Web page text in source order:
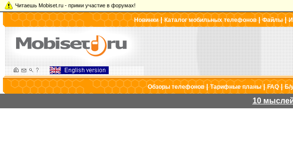
Читаешь Mobiset.ru - прими участие в форумах!
Новинки|Каталог мобильных телефонов|Файлы|
Обзоры телефонов|Тарифные планы|FAQ|Б/
10